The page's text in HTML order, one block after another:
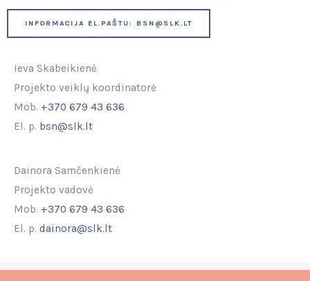
INFORMACIJA EL.PAŠTU: BSN@SLK.LT
Ieva Skabeikienė
Projekto veiklų koordinatorė
Mob. +370 679 43 636
El. p. bsn@slk.lt
Dainora Samčenkienė
Projekto vadovė
Mob. +370 679 43 636
El. p. dainora@slk.lt